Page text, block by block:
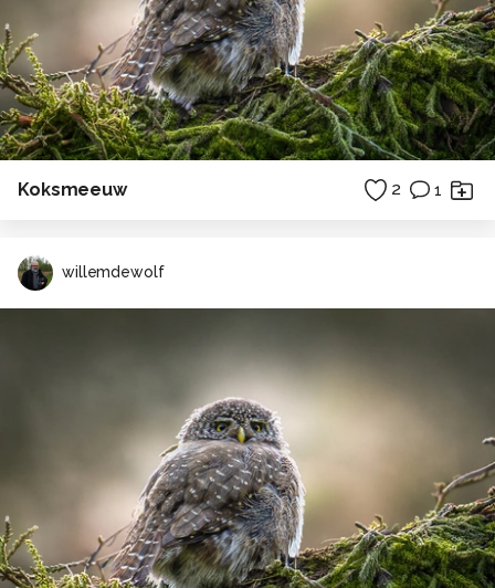
Koksmeeuw 2 1
willemdewolf